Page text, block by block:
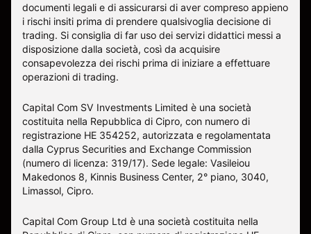
documenti legali e di assicurarsi di aver compreso appieno
i rischi insiti prima di prendere qualsivoglia decisione di
trading. Si consiglia di far uso dei servizi didattici messi a
disposizione dalla società, così da acquisire
consapevolezza dei rischi prima di iniziare a effettuare
operazioni di trading.
Capital Com SV Investments Limited è una società
costituita nella Repubblica di Cipro, con numero di
registrazione HE 354252, autorizzata e regolamentata
dalla Cyprus Securities and Exchange Commission
(numero di licenza: 319/17). Sede legale: Vasileiou
Makedonos 8, Kinnis Business Center, 2° piano, 3040,
Limassol, Cipro.
Capital Com Group Ltd è una società costituita nella